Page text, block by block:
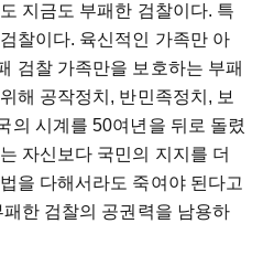
지금도 부패한 검찰이다. 특
찰이다. 육신적인 가족만 아
검찰 가족만을 보호하는 부패
해 공작정치, 반민족정치, 보
의 시계를 50여년을 뒤로 돌렸
자신보다 국민의 지지를 더
을 다해서라도 죽여야 된다고
한 검찰의 공권력을 남용하